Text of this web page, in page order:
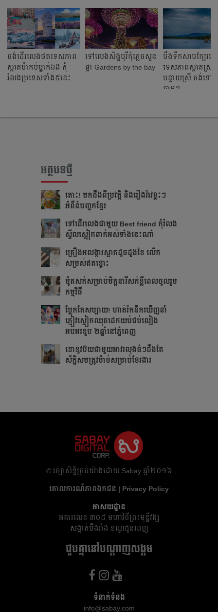
ចង់ដើរលេងថតទេសភាព
ស្អាតម៉ាកប់ម្នាក់ឯង កុំ
រំលងប្រទេសទាំង៥នេះ
ទៅ​លេង​សិង្ហបុរី​កុំ​ភ្លេច​សួន​
ផ្កា Gardens by the bay
បឹងទឹកសាបក្បែរជើ
ទេសភាពស្អាតស្រ
បន្ទាយស្រី ចង់ទៅ
ភ្លាមៗ
អត្ថបទថ្មី
តោះ! មកដឹងពីប្រវត្តិ និងរឿងរ៉ាវខ្លះៗ
អំពីនំបញ្ចុកខ្មែរ
ទៅដើរលេងជាមួយ Best friend កុំរំលង
ស្ទីលស្លៀកពាក់អស់ទាំងនេះណា៎
គ្រឿងអលង្ការស្អាតដូចដួងខែ លើក
សម្រស់ឥតខ្ចោះ
ម៉ូតសក់សម្រាប់មិត្តនារីសក់ខ្លីពេលចូលរួម
កម្មវិធី
ប្លែកតែសប្បាយ! ហាត់រ៉កនឹកឃើញនាំ
ភ្ញៀវស្លៀកឈុតដេកយប់ជប់លៀង
អបអរខួប ២ឆ្នាំនៅភ្នំពេញ
ខោខូវប៊យជាមួយអាវរលុងធំៗដឹងតែ​
ស័ក្ដិសម​ត្រូវម៉ាច់សម្រាប់ខែរងារ
​© រក្សា​សិទ្ធិ​គ្រប់​យ៉ាង​ដោយ​ Sabay ឆ្នាំ​២០១៦
គោលការណ៍​ភាព​ឯកជន | Privacy Policy
អាសយដ្ឋាន
អគារ​លេខ ៣០៨ មហាវិថីព្រះមុន្នីវង្ស
សង្កាត់បឹងរាំង ខណ្ឌដូនពេញ
ជួបគ្នានៅបណ្តាញសង្គម
ទំនាក់ទំនង
info@sabay.com